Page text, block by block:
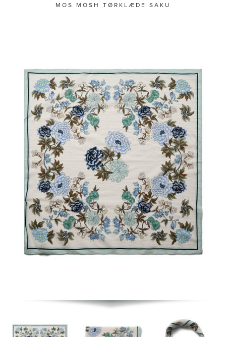
MOS MOSH TØRKLÆDE SAKU